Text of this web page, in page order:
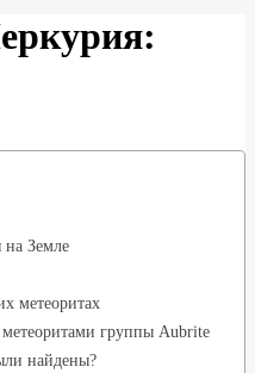
на Земле
метеоритах
группы Аubrite
найдены?